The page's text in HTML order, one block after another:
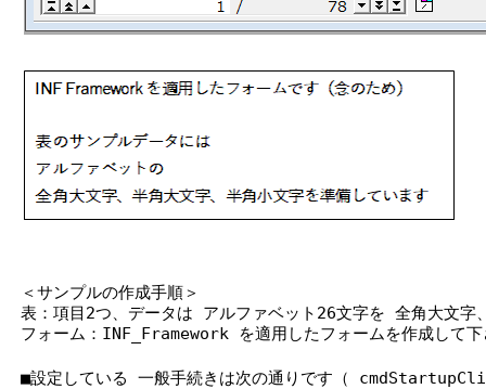
＜サンプルの作成手順＞
表：項目2つ、データは アルファベット26文字を 全角大文字
フォーム：INF_Framework を適用したフォームを作成して下
■設定している 一般手続きは次の通りです（